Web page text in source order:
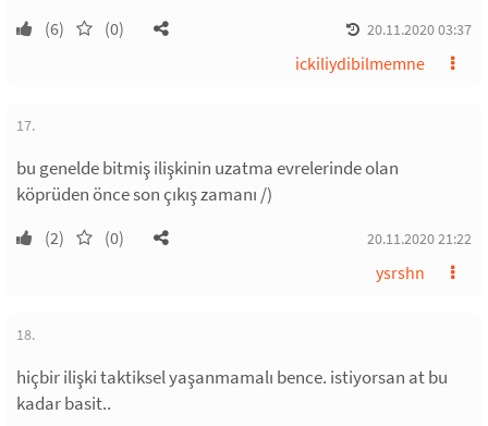
(6) (0) 20.11.2020 03:37
ickiliydibilmemne
17.
bu genelde bitmiş ilişkinin uzatma evrelerinde olan
köprüden önce son çıkış zamanı /)
(2) (0) 20.11.2020 21:22
ysrshn
18.
hiçbir ilişki taktiksel yaşanmamalı bence. istiyorsan at bu
kadar basit..